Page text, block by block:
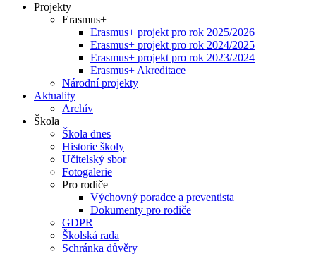
Projekty
Erasmus+
Erasmus+ projekt pro rok 2025/2026
Erasmus+ projekt pro rok 2024/2025
Erasmus+ projekt pro rok 2023/2024
Erasmus+ Akreditace
Národní projekty
Aktuality
Archív
Škola
Škola dnes
Historie školy
Učitelský sbor
Fotogalerie
Pro rodiče
Výchovný poradce a preventista
Dokumenty pro rodiče
GDPR
Školská rada
Schránka důvěry